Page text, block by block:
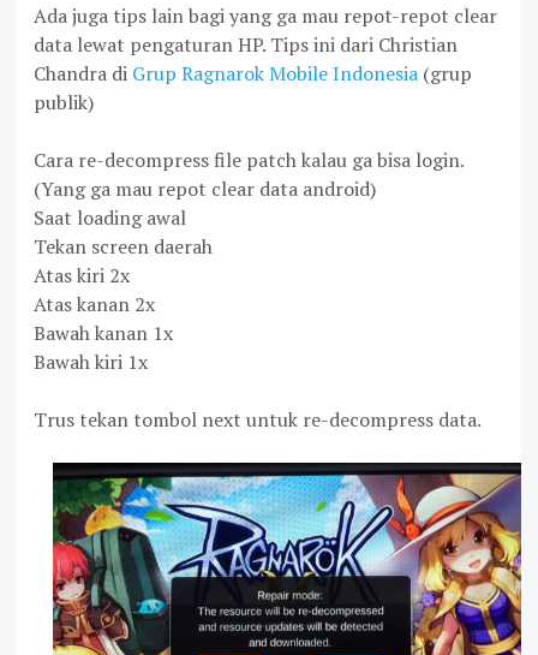
Ada juga tips lain bagi yang ga mau repot-repot clear
data lewat pengaturan HP. Tips ini dari Christian
Chandra di Grup Ragnarok Mobile Indonesia (grup
publik)
Cara re-decompress file patch kalau ga bisa login.
(Yang ga mau repot clear data android)
Saat loadingawal
Tekan screen daerah
Atas kiri 2x
Atas kanan 2x
Bawah kanan 1x
Bawah kiri 1x
Trus tekan tombol next untuk re-decompress data.